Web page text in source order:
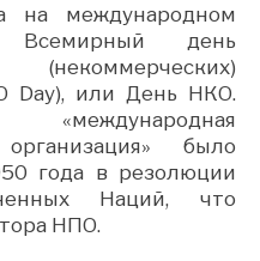
на международном
Всемирный день
(некоммерческих)
Day), или День НКО.
организация» было
года в резолюции
Наций, что
НПО.